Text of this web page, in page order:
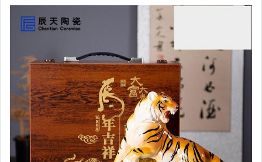
相機、攝影與周邊
運動、戶外與休閒
嬰幼兒與孕婦
汽機車精品百貨
居家、家具與園藝
玩具、模型與公仔
男性精品與服飾